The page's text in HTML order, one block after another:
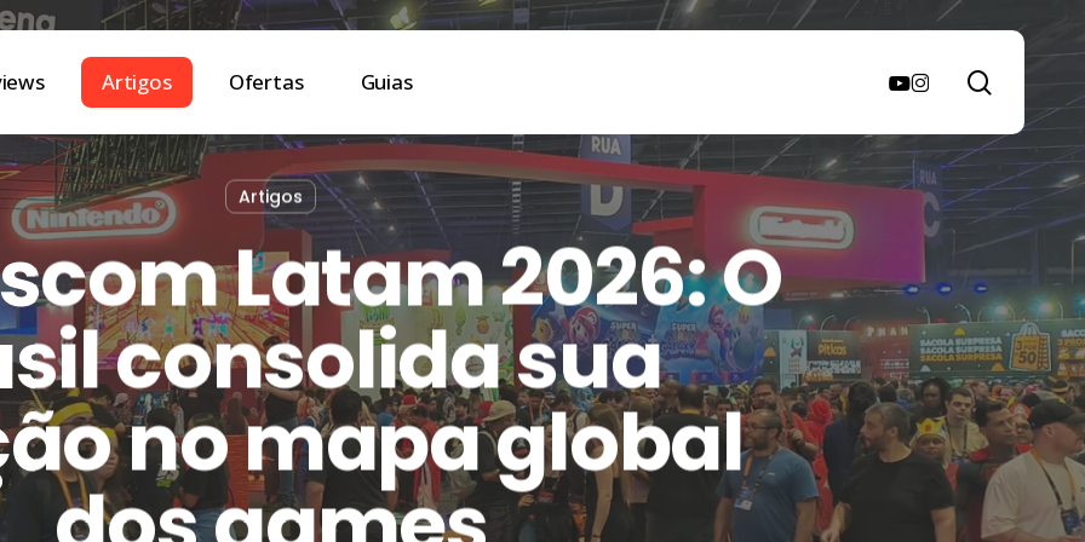
Artigos Ofertas Guias youtube
instagram
Artigos
Latam 2026: O
consolida sua
no mapa global